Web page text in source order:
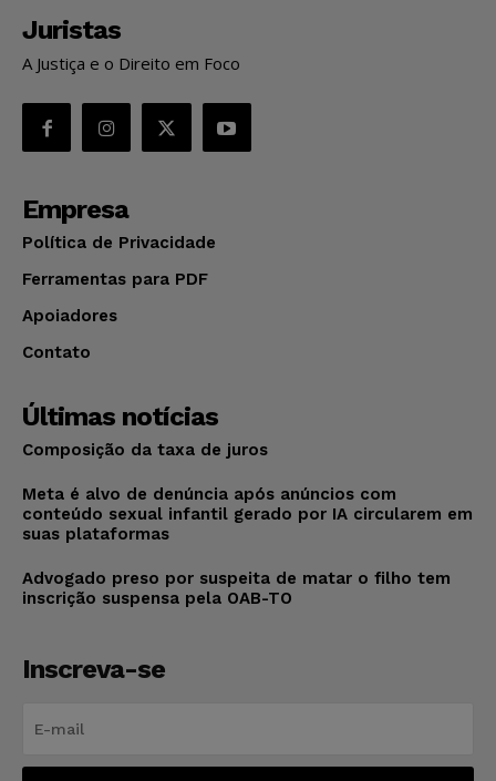
Juristas
A Justiça e o Direito em Foco
Empresa
Política de Privacidade
Ferramentas para PDF
Apoiadores
Contato
Últimas notícias
Composição da taxa de juros
Meta é alvo de denúncia após anúncios com
conteúdo sexual infantil gerado por IA circularem em
suas plataformas
Advogado preso por suspeita de matar o filho tem
inscrição suspensa pela OAB-TO
Inscreva-se